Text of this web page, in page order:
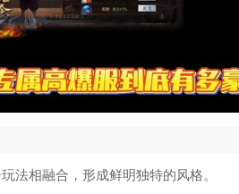
法相融合，形成鲜明独特的风格。